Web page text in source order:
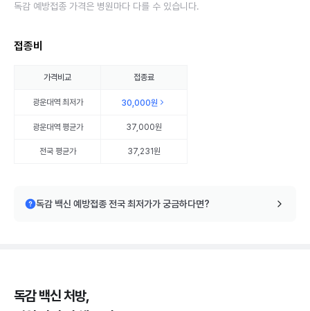
독감 예방접종 가격은 병원마다 다를 수 있습니다.
접종비
가격비교 접종료
광운대역최저가 30,000원
광운대역평균가 37,000원
전국 평균가 37,231원
독감 백신 예방접종 전국 최저가가 궁금하다면?
독감 백신 처방,